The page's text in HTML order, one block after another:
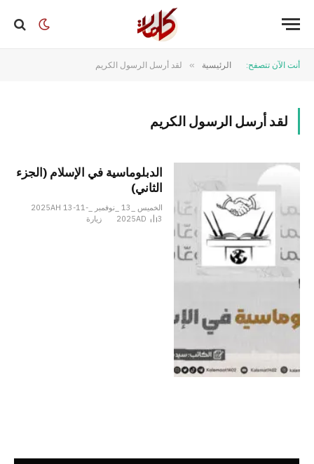
أنت الآن تتصفح: الرئيسية » لقد أرسل الرسول الكريم
لقد أرسل الرسول الكريم
الدبلوماسية في الإسلام (الجزء
الثاني)
الخميس _13 _نوفمبر _2025AH 13-11-
2025AD
3 زيارة